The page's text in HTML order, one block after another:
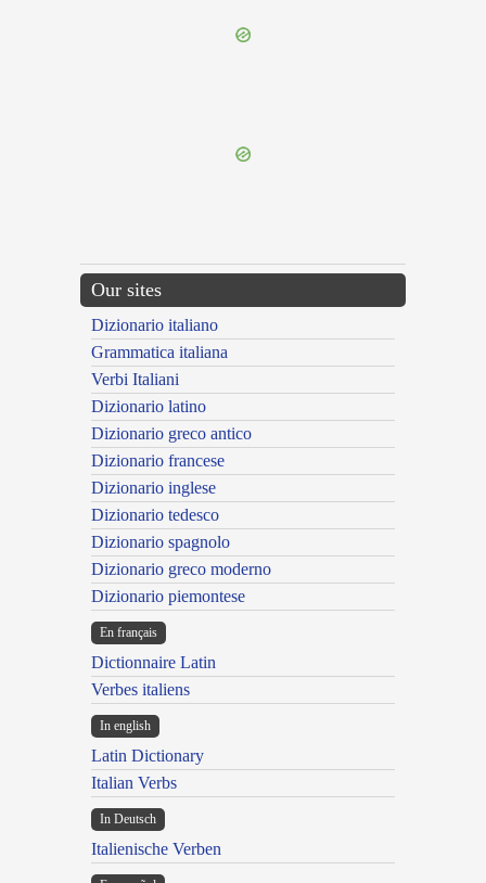
Our sites
Dizionario italiano
Grammatica italiana
Verbi Italiani
Dizionario latino
Dizionario greco antico
Dizionario francese
Dizionario inglese
Dizionario tedesco
Dizionario spagnolo
Dizionario greco moderno
Dizionario piemontese
En français
Dictionnaire Latin
Verbes italiens
In english
Latin Dictionary
Italian Verbs
In Deutsch
Italienische Verben